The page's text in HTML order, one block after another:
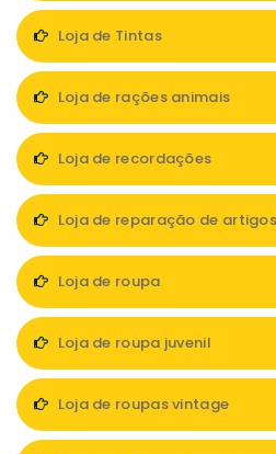
Loja de Tintas
Loja de rações animais
Loja de recordações
Loja de reparação de
Loja de roupa
Loja de roupa juvenil
Loja de roupas vintage